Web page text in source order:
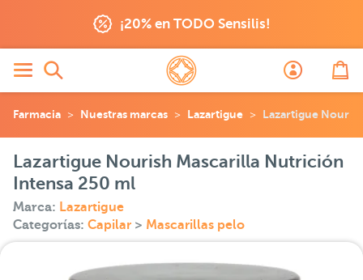
¡20% en TODO Sensilis!
Farmacia Nuestras marcas Lazartigue Lazartigue
Lazartigue Nourish Mascarilla Nutrición
Intensa 250 ml
Marca: Lazartigue
Categorías: Capilar > Mascarillas pelo